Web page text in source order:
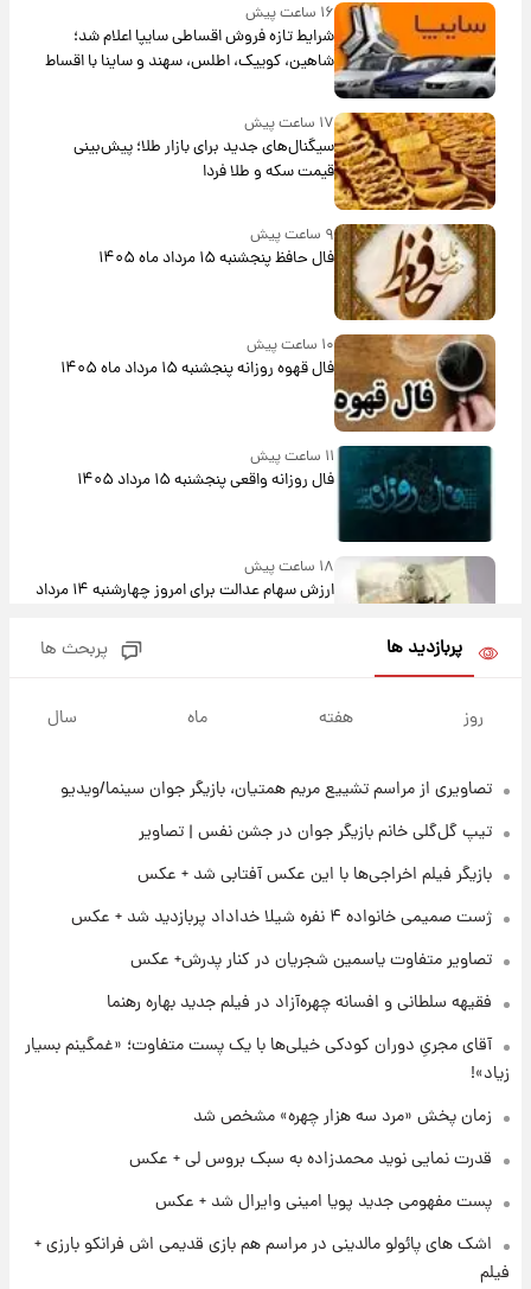
۱۶ ساعت پیش
شرایط تازه فروش اقساطی سایپا اعلام شد؛
شاهین، کوییک، اطلس، سهند و ساینا با اقساط
بلندمدت + جدول
۱۷ ساعت پیش
سیگنال‌های جدید برای بازار طلا؛ پیش‌بینی
قیمت سکه و طلا فردا
۹ ساعت پیش
فال حافظ پنجشنبه ۱۵ مرداد ماه ۱۴۰۵
۱۰ ساعت پیش
فال قهوه روزانه پنجشنبه ۱۵ مرداد ماه ۱۴۰۵
۱۱ ساعت پیش
فال روزانه واقعی پنجشنبه ۱۵ مرداد ۱۴۰۵
۱۸ ساعت پیش
ارزش سهام عدالت برای امروز چهارشنبه ۱۴ مرداد
نام خودرو، مبلغ پیش پرداخت و زمان تحویل |
۲۳ ساعت پیش
کار استقلال و رامین رضاییان رسما تمام شد +
عکس / خداحافظی صمیمانه آبی ها با رامین!
۱ روز پیش
آتش اختلاف در اینستاگرام؛ تمجید از حردانی به
مذاق رضاییان خوش نیامد+عکس
۱ روز پیش
پروین اعتصامی در دوران نوجوانی؛ اواخر دهه
۱۲۹۰ شمسی
قدرت‌نمایی نظامی چین؛ بمب‌افکن حامل موشک
پربازدید ها پربحث ها
روز هفته ماه سال
تصاویری از مراسم تشییع مریم همتیان، بازیگر جوان سینما/ویدیو
تیپ گل‌گلی خانم بازیگر جوان در جشن نفس | تصاویر
بازیگر فیلم اخراجی‌ها با این عکس آفتابی شد + عکس
ژست صمیمی خانواده ۴ نفره شیلا خداداد پربازدید شد + عکس
تصاویر متفاوت یاسمین شجریان در کنار پدرش+ عکس
فقیهه سلطانی و افسانه چهره‌آزاد در فیلم جدید بهاره رهنما
آقای مجریِ دوران کودکی خیلی‌ها با یک پست متفاوت؛ «غمگینم بسیار
زیاد»!
زمان پخش «مرد سه هزار چهره» مشخص شد
قدرت نمایی نوید محمدزاده به سبک بروس لی + عکس
پست مفهومی جدید پویا امینی وایرال شد + عکس
اشک های پائولو مالدینی در مراسم هم بازی قدیمی اش فرانکو بارزی +
فیلم